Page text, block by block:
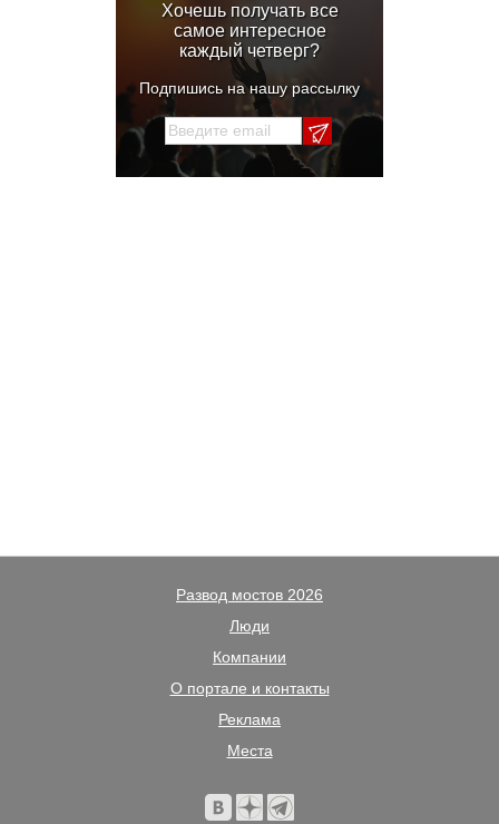
Хочешь получать все
самое интересное
каждый четверг?
Подпишись на нашу рассылку
Развод мостов 2026
Люди
Компании
О портале и контакты
Реклама
Места